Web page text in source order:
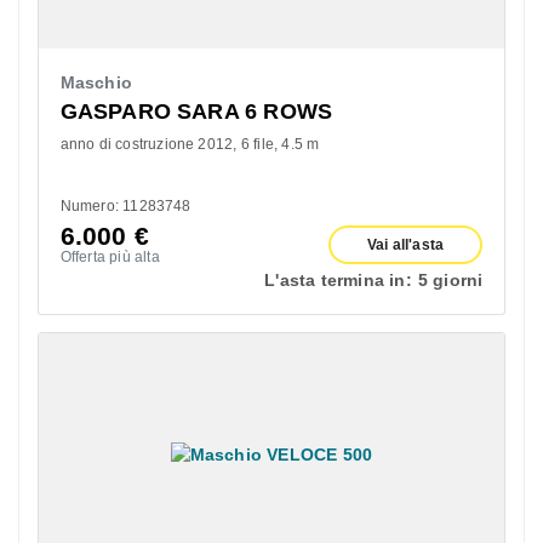
Maschio
GASPARO SARA 6 ROWS
anno di costruzione 2012 6 file 4.5 m
Numero: 11283748
6.000 €
Offerta più alta
Vai all'asta
L'asta termina in: 5 giorni